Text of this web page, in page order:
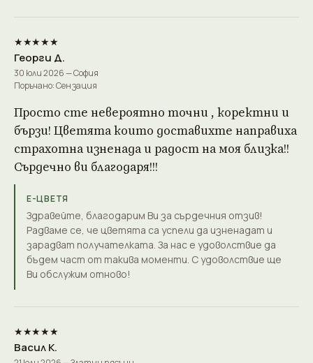
★★★★★
Георги Д.
30 юли 2026 — София
Поръчано: Сензация
Просто сте невероятно точни , коректни и
бързи! Цветята които доставихте направиха
страхотна изненада и радост на моя близка!!
Сърдечно ви благодаря!!!
Е-ЦВЕТЯ
Здравейте, благодарим Ви за сърдечния отзив!
Радваме се, че цветята са успели да изненадат и
зарадват получателката. За нас е удоволствие да
бъдем част от такива моменти. С удоволствие ще
Ви обслужим отново!
★★★★★
Васил К.